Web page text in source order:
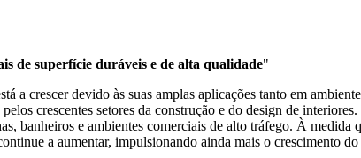
de superfície duráveis ​​e de alta qualidade"
crescer devido às suas amplas aplicações tanto em
crescentes setores da construção e do design de
banheiros e ambientes comerciais de alto tráfego. À medida
a aumentar, impulsionando ainda mais o crescimento